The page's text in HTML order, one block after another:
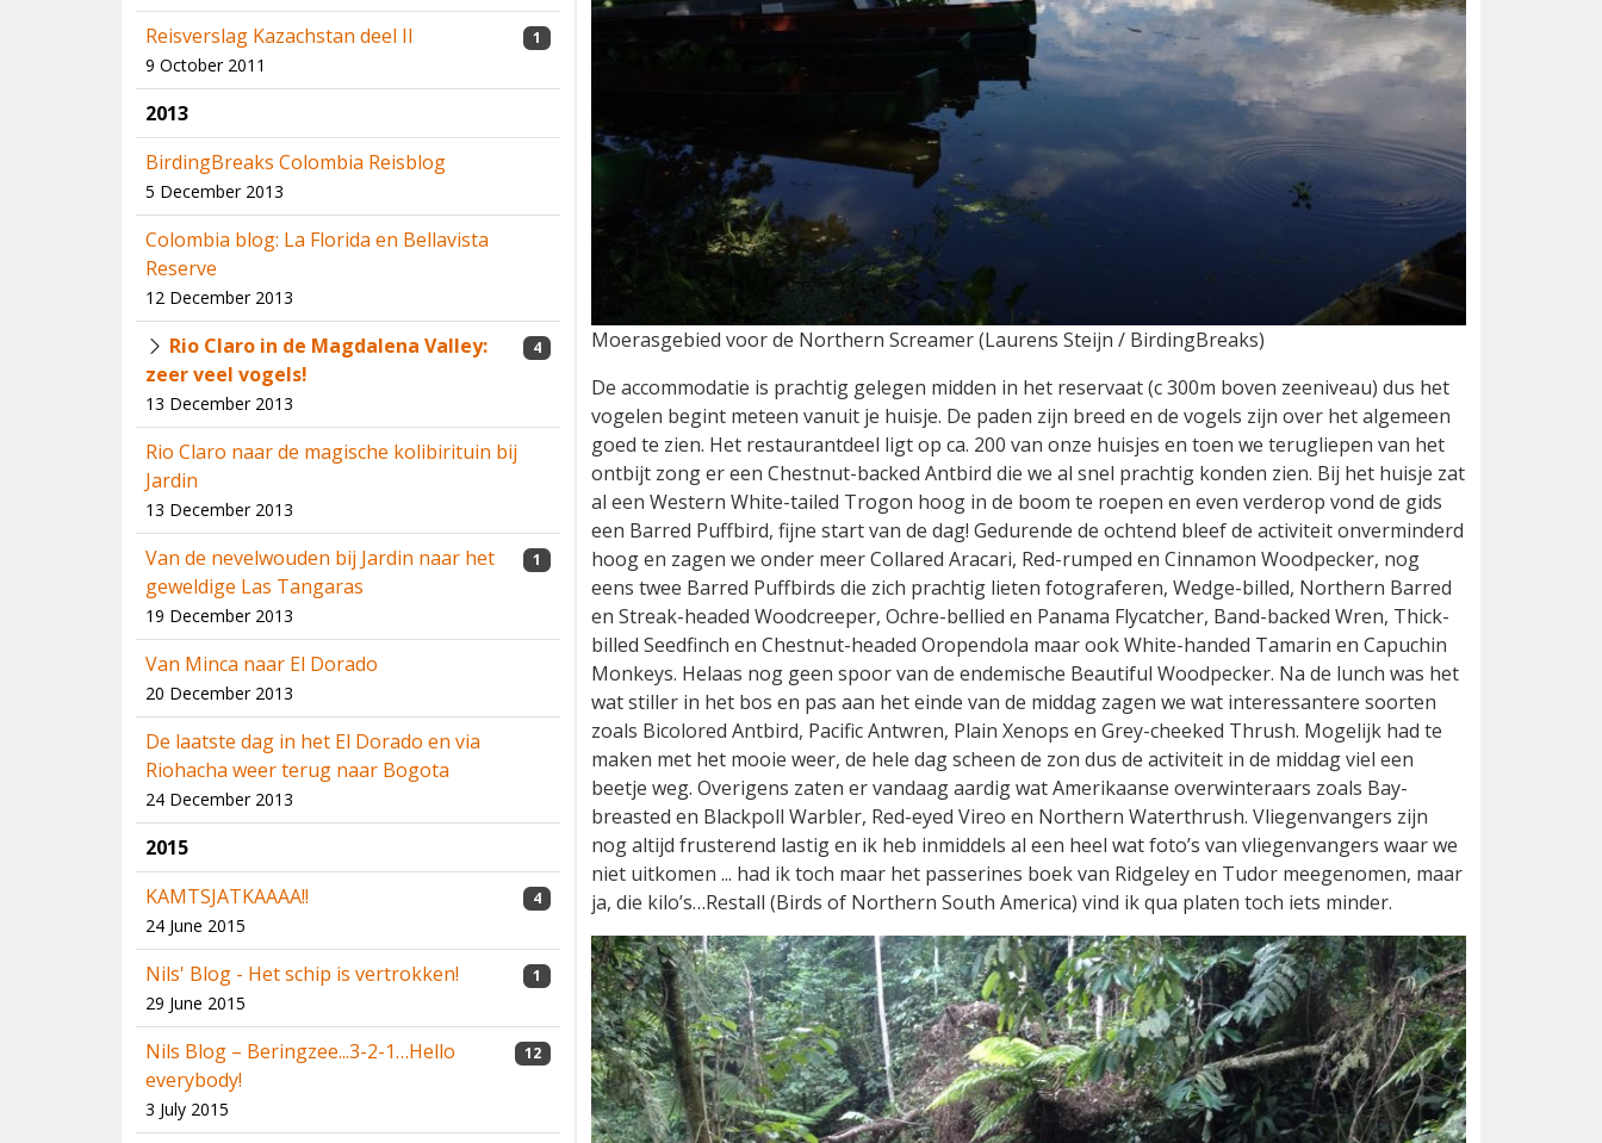
Reisverslag Kazachstan deel II
9 October 2011
1
2013
BirdingBreaks Colombia Reisblog
5 December 2013
Colombia blog: La Florida en Bellavista
Reserve
12 December 2013
Rio Claro in de Magdalena Valley:
zeer veel vogels!
13 December 2013
4
Rio Claro naar de magische kolibirituin bij
Jardin
13 December 2013
Van de nevelwouden bij Jardin naar het
geweldige Las Tangaras
19 December 2013
1
Van Minca naar El Dorado
20 December 2013
De laatste dag in het El Dorado en via
Riohacha weer terug naar Bogota
24 December 2013
2015
KAMTSJATKAAAA!!
24 June 2015
4
Nils' Blog - Het schip is vertrokken!
29 June 2015
1
Nils Blog – Beringzee...3-2-1…Hello
everybody!
3 July 2015
12
Moerasgebied voor de Northern Screamer (Laurens Steijn / BirdingBreaks)
De accommodatie is prachtig gelegen midden in het reservaat (c 300m boven zeeniveau) dus het
vogelen begint meteen vanuit je huisje. De paden zijn breed en de vogels zijn over het algemeen
goed te zien. Het restaurantdeel ligt op ca. 200 van onze huisjes en toen we terugliepen van het
ontbijt zong er een Chestnut-backed Antbird die we al snel prachtig konden zien. Bij het huisje zat
al een Western White-tailed Trogon hoog in de boom te roepen en even verderop vond de gids
een Barred Puffbird, fijne start van de dag! Gedurende de ochtend bleef de activiteit onverminderd
hoog en zagen we onder meer Collared Aracari, Red-rumped en Cinnamon Woodpecker, nog
eens twee Barred Puffbirds die zich prachtig lieten fotograferen, Wedge-billed, Northern Barred
en Streak-headed Woodcreeper, Ochre-bellied en Panama Flycatcher, Band-backed Wren, Thick-
billed Seedfinch en Chestnut-headed Oropendola maar ook White-handed Tamarin en Capuchin
Monkeys. Helaas nog geen spoor van de endemische Beautiful Woodpecker. Na de lunch was het
wat stiller in het bos en pas aan het einde van de middag zagen we wat interessantere soorten
zoals Bicolored Antbird, Pacific Antwren, Plain Xenops en Grey-cheeked Thrush. Mogelijk had te
maken met het mooie weer, de hele dag scheen de zon dus de activiteit in de middag viel een
beetje weg. Overigens zaten er vandaag aardig wat Amerikaanse overwinteraars zoals Bay-
breasted en Blackpoll Warbler, Red-eyed Vireo en Northern Waterthrush. Vliegenvangers zijn
nog altijd frusterend lastig en ik heb inmiddels al een heel wat foto’s van vliegenvangers waar we
niet uitkomen ... had ik toch maar het passerines boek van Ridgeley en Tudor meegenomen, maar
ja, die kilo’s…Restall (Birds of Northern South America) vind ik qua platen toch iets minder.